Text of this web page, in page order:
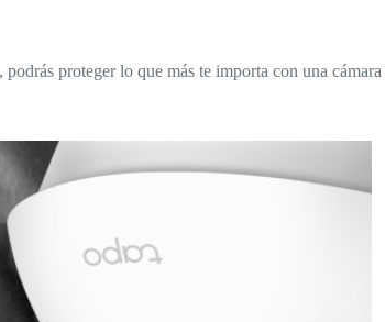
proteger lo que más te importa con una cámara